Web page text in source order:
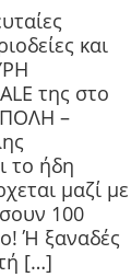
και
της στο
–
το ήδη
μαζί με
100
Ή ξαναδές
[…]